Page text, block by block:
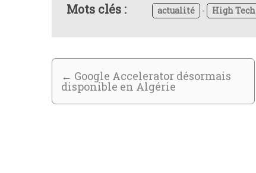
Mots clés : actualité - High Tech
← Google Accelerator désormais
disponible en Algérie